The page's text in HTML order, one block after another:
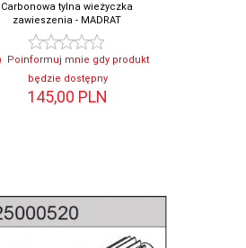
Carbonowa tylna wieżyczka
zawieszenia - MADRAT
Poinformuj mnie gdy produkt
będzie dostępny
145,00 PLN